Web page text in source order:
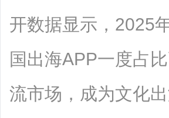
开数据显示，2025
国出海APP一度占
流市场，成为文化